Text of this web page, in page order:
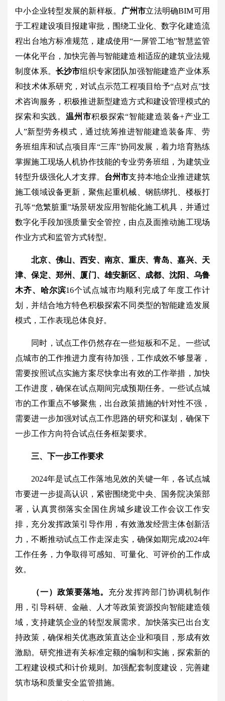
中小企业转型发展的新样板。 广州市立法明确BIM可用
于工程建设项目报建审批，围绕工业化、数字化建造流
程出台地方标准规范，建成使用“一屏管工地”智慧监管
一体化平台，加快完善与智能建造相适应的建筑业法规
制度体系。 长沙市组织专家团队加强智能建造产业体系
和技术体系研究，对试点示范工程项目给予“点对点”技
术咨询服务，积极推进新型建造方式和建设管理模式的
探索和实践。温州市积极探索“智能建造装备+产业工
人”新型劳务模式，通过统筹推进智能建造装备库、劳
务班组库和试点项目库“三库”协同发展，着力培育熟练
掌握施工现场人机协作技能的专业劳务班组，为建筑业
转型升级强化人才支撑。 台州市支持本地企业推进建筑
施工领域设备更新，聚焦起重机械、钢筋绑扎、楼板打
孔等“危繁脏重”场景研发应用智能化施工机具，并通过
数字化手段加强质量安全管控，由点及面推动施工现场
作业方式和监管方式转型。
北京、佛山、西安、南京、重庆、青岛、嘉兴、天
津、保定、郑州、厦门、雄安新区、成都、沈阳、乌鲁
木齐、哈尔滨16个试点城市均顺利完成了年度工作计
划，并结合地方特色积极探索不同类型的智能建造发展
模式，工作表现总体良好。
同时，试点工作仍然存在一些短板和不足。一些试
点城市的工作推进力度有待加强，工作成效不够显著，
需要按照试点实施方案尽快拿出有效的工作举措，加快
工作进度，确保在试点期间完成预期任务。一些试点城
市的工作重点不够聚焦，出台政策措施的针对性不强，
需要进一步加强对试点工作思路的研究和谋划，确保下
一步工作方向符合试点任务框架要求。
三、下一步工作要求
2024年是试点工作落地见效的关键一年，各试点城
市要进一步提高认识，紧密围绕党中央、国务院决策部
署，认真贯彻落实全国住房城乡建设工作会议工作安
排，充分发挥政策引导作用，有效激发经营主体创新活
力，不断推动试点工作走深走实，确保如期完成2024年
工作任务，力争取得可感知、可量化、可评价的工作成
效。
（一）政策要落地。 充分发挥跨部门协调机制作
用，引导科研、金融、人才等政策资源投向智能建造领
域，支持建筑企业的转型发展需求。加快落实已出台支
持政策，确保相关优惠政策直达企业和项目，形成有效
激励。研究推进有关标准定额的编制和实施，探索新的
工程建设模式和计价规则。加强配套制度建设，完善建
筑市场和质量安全监管措施。